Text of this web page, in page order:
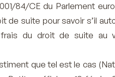
84/CE du Parlement
de suite pour savoir s’il
frais du droit de suite au
que tel est le cas